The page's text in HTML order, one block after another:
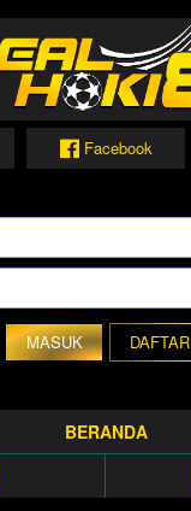
Facebook
DAFTAR
BERANDA